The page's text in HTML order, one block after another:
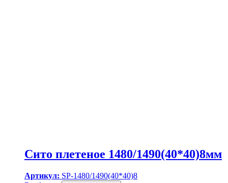
Сито плетеное 1480/1490(40*40)8мм
Артикул: SP-1480/1490(40*40)8